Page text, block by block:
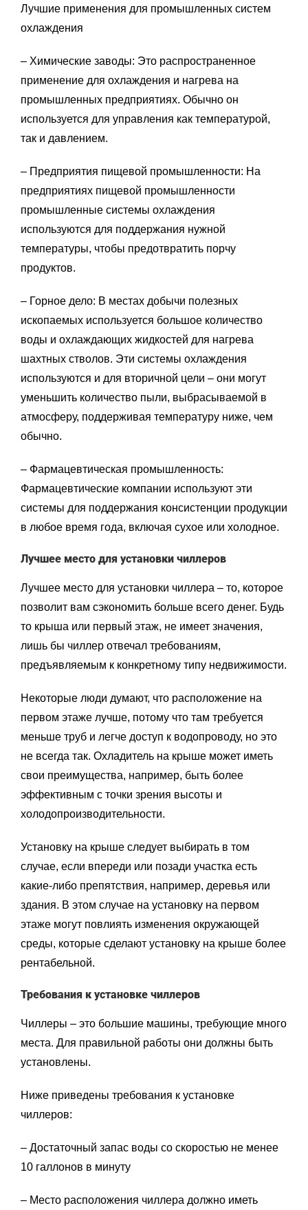
Лучшие применения для промышленных систем
охлаждения
– Химические заводы: Это распространенное
применение для охлаждения и нагрева на
промышленных предприятиях. Обычно он
используется для управления как температурой,
так и давлением.
– Предприятия пищевой промышленности: На
предприятиях пищевой промышленности
промышленные системы охлаждения
используются для поддержания нужной
температуры, чтобы предотвратить порчу
продуктов.
– Горное дело: В местах добычи полезных
ископаемых используется большое количество
воды и охлаждающих жидкостей для нагрева
шахтных стволов. Эти системы охлаждения
используются и для вторичной цели – они могут
уменьшить количество пыли, выбрасываемой в
атмосферу, поддерживая температуру ниже, чем
обычно.
– Фармацевтическая промышленность:
Фармацевтические компании используют эти
системы для поддержания консистенции продукции
в любое время года, включая сухое или холодное.
Лучшее место для установки чиллеров
Лучшее место для установки чиллера – то, которое
позволит вам сэкономить больше всего денег. Будь
то крыша или первый этаж, не имеет значения,
лишь бы чиллер отвечал требованиям,
предъявляемым к конкретному типу недвижимости.
Некоторые люди думают, что расположение на
первом этаже лучше, потому что там требуется
меньше труб и легче доступ к водопроводу, но это
не всегда так. Охладитель на крыше может иметь
свои преимущества, например, быть более
эффективным с точки зрения высоты и
холодопроизводительности.
Установку на крыше следует выбирать в том
случае, если впереди или позади участка есть
какие-либо препятствия, например, деревья или
здания. В этом случае на установку на первом
этаже могут повлиять изменения окружающей
среды, которые сделают установку на крыше более
рентабельной.
Требования к установке чиллеров
Чиллеры – это большие машины, требующие много
места. Для правильной работы они должны быть
установлены.
Ниже приведены требования к установке
чиллеров:
– Достаточный запас воды со скоростью не менее
10 галлонов в минуту
– Место расположения чиллера должно иметь